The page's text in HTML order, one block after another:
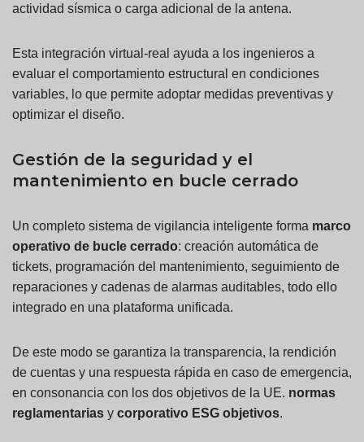
actividad sísmica o carga adicional de la antena.
Esta integración virtual-real ayuda a los ingenieros a
evaluar el comportamiento estructural en condiciones
variables, lo que permite adoptar medidas preventivas y
optimizar el diseño.
Gestión de la seguridad y el
mantenimiento en bucle cerrado
Un completo sistema de vigilancia inteligente forma marco
operativo de bucle cerrado: creación automática de
tickets, programación del mantenimiento, seguimiento de
reparaciones y cadenas de alarmas auditables, todo ello
integrado en una plataforma unificada.
De este modo se garantiza la transparencia, la rendición
de cuentas y una respuesta rápida en caso de emergencia,
en consonancia con los dos objetivos de la UE. normas
reglamentarias y corporativo ESG objetivos.